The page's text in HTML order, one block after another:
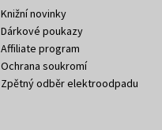
Knižní novinky
Dárkové poukazy
Affiliate program
Ochrana soukromí
Zpětný odběr elektroodpadu